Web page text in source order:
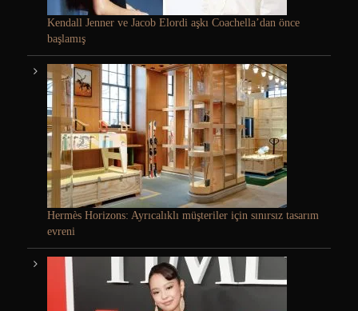
Kendall Jenner ve Jacob Elordi aşkı Coachella’dan önce
başlamış
Hermès Horizons: Ayrıcalıklı müşteriler için sınırsız tasarım
evreni